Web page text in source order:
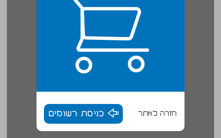
חזרה לאתר כניסת רשומים